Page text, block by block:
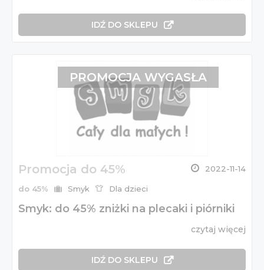
IDŹ DO SKLEPU
Promocja do 45% 2022-11-14
do 45% Smyk Dla dzieci
Smyk: do 45% zniżki na plecaki i piórniki
czytaj więcej
IDŹ DO SKLEPU
PROMOCJA WYGASŁA